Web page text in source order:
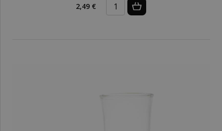
2,49 €